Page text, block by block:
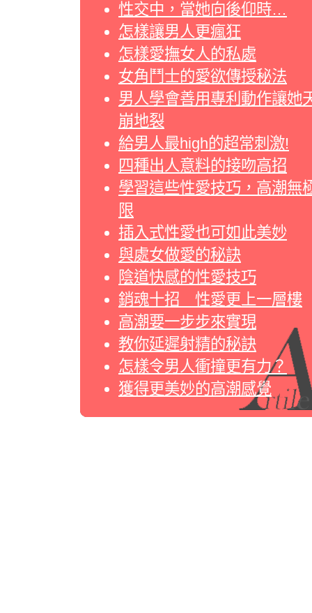
性交中，當她向後仰時…
怎樣讓男人更瘋狂
怎樣愛撫女人的私處
女角鬥士的愛欲傳授秘法
男人學會善用專利動作讓她
崩地裂
給男人最high的超常刺激!
四種出人意料的接吻高招
學習這些性愛技巧，高潮無
限
插入式性愛也可如此美妙
與處女做愛的秘訣
陰道快感的性愛技巧
銷魂十招 性愛更上一層樓
高潮要一步步來實現
教你延遲射精的秘訣
怎樣令男人衝撞更有力？
獲得更美妙的高潮感覺